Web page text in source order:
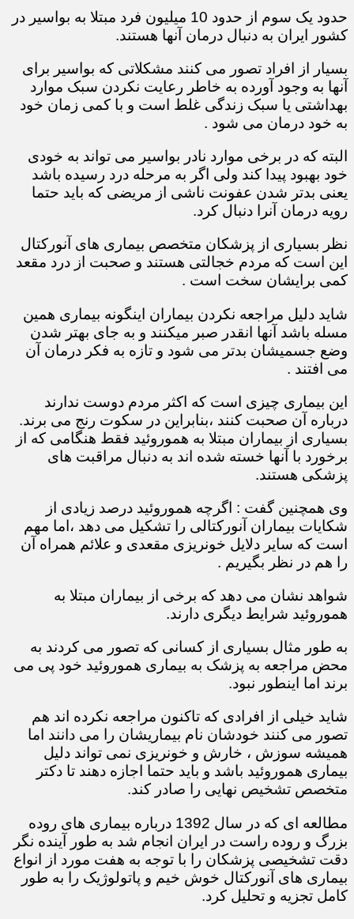
حدود یک سوم از حدود 10 میلیون فرد مبتلا به بواسیر در
کشور ایران به دنبال درمان آنها هستند.
بسیار از افراد تصور می کنند مشکلاتی که بواسیر برای
آنها به وجود آورده به خاطر رعایت نکردن سبک موارد
بهداشتی یا سبک زندگی غلط است و با کمی زمان خود
به خود درمان می شود .
البته که در برخی موارد نادر بواسیر می تواند به خودی
خود بهبود پیدا کند ولی اگر به مرحله درد رسیده باشد
یعنی بدتر شدن عفونت ناشی از مریضی که باید حتما
رویه درمان آنرا دنبال کرد.
نظر بسیاری از پزشکان متخصص بیماری های آنورکتال
این است که مردم خجالتی هستند و صحبت از درد مقعد
کمی برایشان سخت است .
شاید دلیل مراجعه نکردن بیماران اینگونه بیماری همین
مسله باشد آنها انقدر صبر میکنند و به جای بهتر شدن
وضع جسمیشان بدتر می شود و تازه به فکر درمان آن
می افتند .
این بیماری چیزی است که اکثر مردم دوست ندارند
درباره آن صحبت کنند ،بنابراین در سکوت رنج می برند.
بسیاری از بیماران مبتلا به هموروئید فقط هنگامی که از
برخورد با آنها خسته شده اند به دنبال مراقبت های
پزشکی هستند.
وی همچنین گفت : اگرچه هموروئید درصد زیادی از
شکایات بیماران آنورکتالی را تشکیل می دهد ،اما مهم
است که سایر دلایل خونریزی مقعدی و علائم همراه آن
را هم در نظر بگیریم .
شواهد نشان می دهد که برخی از بیماران مبتلا به
هموروئید شرایط دیگری دارند.
به طور مثال بسیاری از کسانی که تصور می کردند به
محض مراجعه به پزشک به بیماری هموروئید خود پی می
برند اما اینطور نبود.
شاید خیلی از افرادی که تاکنون مراجعه نکرده اند هم
تصور می کنند خودشان نام بیماریشان را می دانند اما
همیشه سوزش ، خارش و خونریزی نمی تواند دلیل
بیماری هموروئید باشد و باید حتما اجازه دهند تا دکتر
متخصص تشخیص نهایی را صادر کند.
مطالعه ای که در سال 1392 درباره بیماری های روده
بزرگ و روده راست در ایران انجام شد به طور آینده نگر
دقت تشخیصی پزشکان را با توجه به هفت مورد از انواع
بیماری های آنورکتال خوش خیم و پاتولوژیک را به طور
کامل تجزیه و تحلیل کرد.